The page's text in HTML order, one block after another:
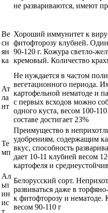
не развариваются, имеют
Ве
сн
ян
ка
Хороший иммунитет к
фитофторозу клубней.
90-120 г. Кожура светло-
кремовый. Количество
Ат
ла
нт
Не нуждается в частом
вегетационного периода.
картофельной нематоде и
с первых всходов можно
одного куста, весом 100-
составе достигает 23%
Те
мп
Преимущество в
удобрениям, содержащим
вкус, способность
дает 10-11 клубней весом
картофеля и
Ал
ьп
ин
ис
Белорусский сорт.
развиваться даже в
к фитофторозу и нематоде.
весом 90-110 г